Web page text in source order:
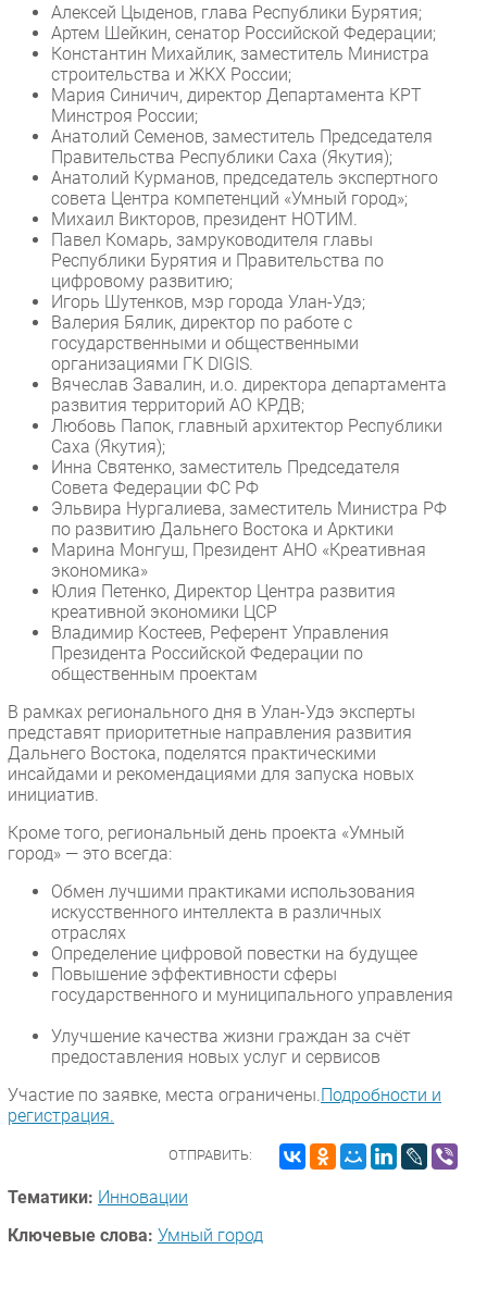
CIO/Управление ИТ
Гаджеты
Здоровье
РАЗДЕЛЫ
Новости
Аналитика
Интервью
Мероприятия
Проекты
IT класс
Тестовый стенд
Каталог компаний
Алексей Цыденов, глава Республики Бурятия;
Артем Шейкин, сенатор Российской Федерации;
Константин Михайлик, заместитель Министра
строительства и ЖКХ России;
Мария Синичич, директор Департамента КРТ
Минстроя России;
Анатолий Семенов, заместитель Председателя
Правительства Республики Саха (Якутия);
Анатолий Курманов, председатель экспертного
совета Центра компетенций «Умный город»;
Михаил Викторов, президент НОТИМ.
Павел Комарь, замруководителя главы
Республики Бурятия и Правительства по
цифровому развитию;
Игорь Шутенков, мэр города Улан-Удэ;
Валерия Бялик, директор по работе с
государственными и общественными
организациями ГК DIGIS.
Вячеслав Завалин, и.о. директора департамента
развития территорий АО КРДВ;
Любовь Папок, главный архитектор Республики
Саха (Якутия);
Инна Святенко, заместитель Председателя
Совета Федерации ФС РФ
Эльвира Нургалиева, заместитель Министра РФ
по развитию Дальнего Востока и Арктики
Марина Монгуш, Президент АНО «Креативная
экономика»
Юлия Петенко, Директор Центра развития
креативной экономики ЦСР
Владимир Костеев, Референт Управления
Президента Российской Федерации по
общественным проектам
В рамках регионального дня в Улан-Удэ эксперты
представят приоритетные направления развития
Дальнего Востока, поделятся практическими
инсайдами и рекомендациями для запуска новых
инициатив.
Кроме того, региональный день проекта «Умный
город» — это всегда:
Обмен лучшими практиками использования
искусственного интеллекта в различных
отраслях
Определение цифровой повестки на будущее
Повышение эффективности сферы
государственного и муниципального управления
Улучшение качества жизни граждан за счёт
предоставления новых услуг и сервисов
Участие по заявке, места ограничены.Подробности и
регистрация.
ОТПРАВИТЬ:
Тематики: Инновации
Ключевые слова: Умный город